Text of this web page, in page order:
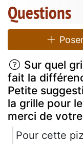
Questions
Sur quel
fait la
Petite
la grille pour
merci de
Pour cette